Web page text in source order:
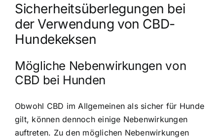
Sicherheitsüberlegungen bei
der Verwendung von CBD-
Hundekeksen
Mögliche Nebenwirkungen von
CBD bei Hunden
Obwohl CBD im Allgemeinen als sicher für Hunde
gilt, können dennoch einige Nebenwirkungen
auftreten. Zu den möglichen Nebenwirkungen